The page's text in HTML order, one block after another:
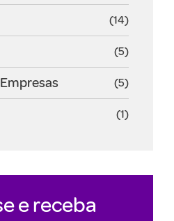
(14)
(5)
(5)
(1)
e receba